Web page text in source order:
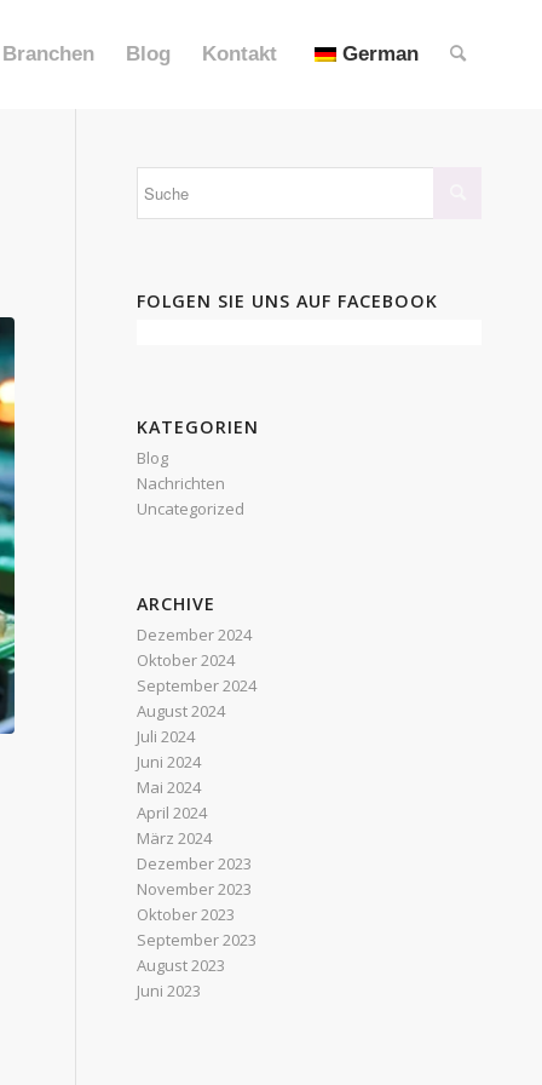
Branchen Blog Kontakt German
FOLGEN SIE UNS AUF FACEBOOK
KATEGORIEN
Blog
Nachrichten
Uncategorized
ARCHIVE
Dezember 2024
Oktober 2024
September 2024
August 2024
Juli 2024
Juni 2024
Mai 2024
April 2024
März 2024
Dezember 2023
November 2023
Oktober 2023
September 2023
August 2023
Juni 2023